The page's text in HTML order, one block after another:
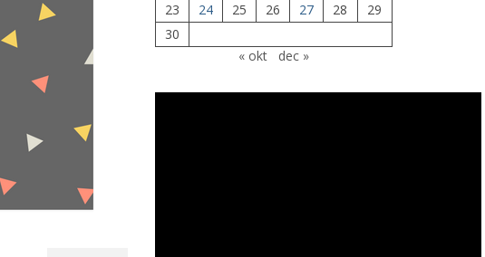
23
24 25 26 27 28
29
30
« okt
dec »